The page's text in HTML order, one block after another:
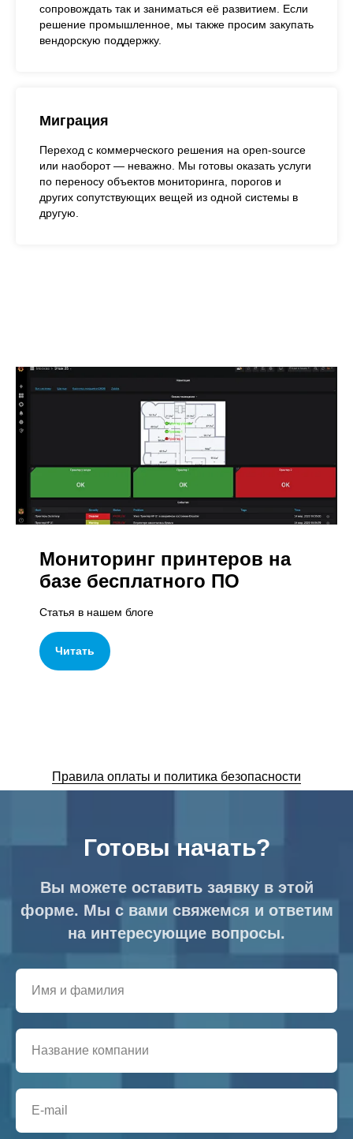
сопровождать так и заниматься её развитием. Если
решение промышленное, мы также просим закупать
вендорскую поддержку.
Миграция
Переход с коммерческого решения на open-source
или наоборот — неважно. Мы готовы оказать услуги
по переносу объектов мониторинга, порогов и
других сопутствующих вещей из одной системы в
другую.
Мониторинг принтеров на
базе бесплатного ПО
Статья в нашем блоге
Читать
Правила оплаты и политика безопасности
Готовы начать?
Вы можете оставить заявку в этой
форме. Мы с вами свяжемся и ответим
на интересующие вопросы.